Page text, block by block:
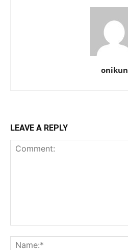
onikun
LEAVE A REPLY